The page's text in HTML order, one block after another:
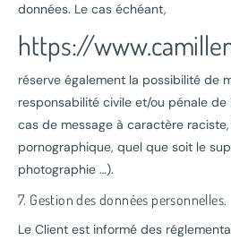
données. Le cas échéant,
https://
réserve également la possibilité de
responsabilité civile et/ou pénale de
cas de message à caractère
pornographique, quel que soit le
photographie …).
7. Gestion des données personnelles.
Le Client est informé des